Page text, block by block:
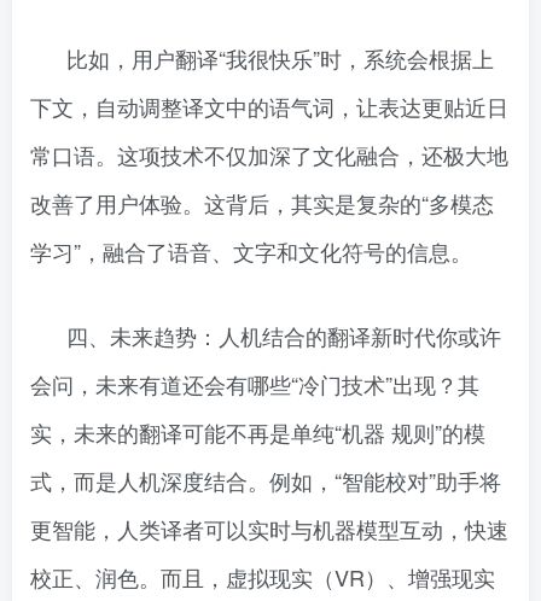
比如，用户翻译“我很快乐”时，系统会根据上
下文，自动调整译文中的语气词，让表达更贴近日
常口语。这项技术不仅加深了文化融合，还极大地
改善了用户体验。这背后，其实是复杂的“多模态
学习”，融合了语音、文字和文化符号的信息。
四、未来趋势：人机结合的翻译新时代你或许
会问，未来有道还会有哪些“冷门技术”出现？其
实，未来的翻译可能不再是单纯“机器 规则”的模
式，而是人机深度结合。例如，“智能校对”助手将
更智能，人类译者可以实时与机器模型互动，快速
校正、润色。而且，虚拟现实（VR）、增强现实